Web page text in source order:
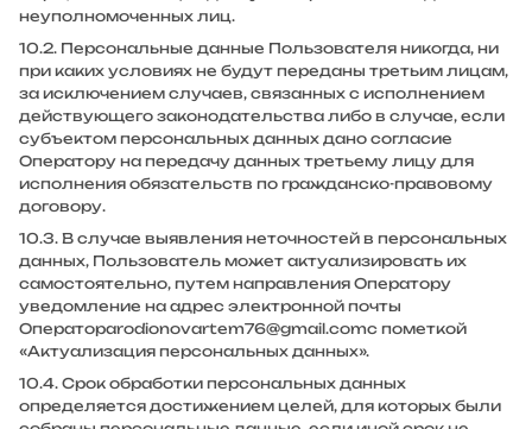
неуполномоченных лиц.
10.2. Персональные данные Пользователя никогда, ни
при каких условиях не будут переданы третьим лицам,
за исключением случаев, связанных с исполнением
действующего законодательства либо в случае, если
субъектом персональных данных дано согласие
Оператору на передачу данных третьему лицу для
исполнения обязательств по гражданско-правовому
договору.
10.3. В случае выявления неточностей в персональных
данных, Пользователь может актуализировать их
самостоятельно, путем направления Оператору
уведомление на адрес электронной почты
Оператораrodionovartem76@gmail.comс пометкой
«Актуализация персональных данных».
10.4. Срок обработки персональных данных
определяется достижением целей, для которых были